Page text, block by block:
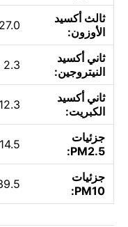
ثالث أكسيد
الأوزون:
µg/m³
ثاني أكسيد
النيتروجين:
2.3 µg/m³
ثاني أكسيد
الكبريت:
12.3 µg/m³
جزئيات
PM2.5:
14.5 µg/m³
جزئيات
PM10:
µg/m³